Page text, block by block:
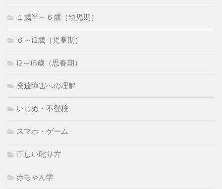
１歳半～６歳（幼児期）
６～12歳（児童期）
12～18歳（思春期）
発達障害への理解
いじめ・不登校
スマホ・ゲーム
正しい叱り方
赤ちゃん学